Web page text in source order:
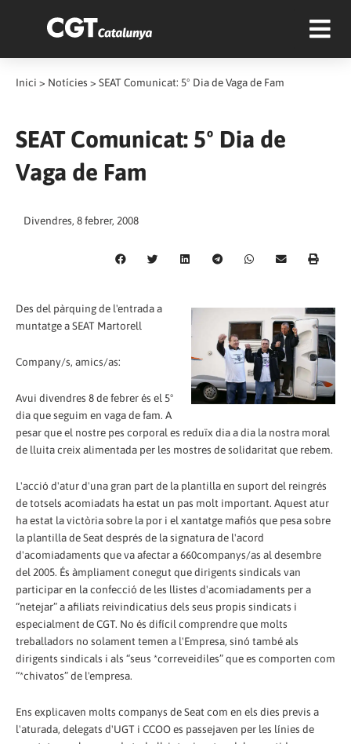
Inici > Notícies > SEAT Comunicat: 5º Dia de Vaga de Fam
SEAT Comunicat: 5º Dia de
Vaga de Fam
Divendres, 8 febrer, 2008
Des del pàrquing de l'entrada a
muntatge a SEAT Martorell
Company/s, amics/as:
Avui divendres 8 de febrer és el 5º
dia que seguim en vaga de fam. A
pesar que el nostre pes corporal es reduïx dia a dia la nostra moral
de lluita creix alimentada per les mostres de solidaritat que rebem.
L'acció d'atur d'una gran part de la plantilla en suport del reingrés
de totsels acomiadats ha estat un pas molt important. Aquest atur
ha estat la victòria sobre la por i el xantatge mafiós que pesa sobre
la plantilla de Seat després de la signatura de l'acord
d'acomiadaments que va afectar a 660companys/as al desembre
del 2005. És àmpliament conegut que dirigents sindicals van
participar en la confecció de les llistes d'acomiadaments per a
“netejar” a afiliats reivindicatius dels seus propis sindicats i
especialment de CGT. No és difícil comprendre que molts
treballadors no solament temen a l'Empresa, sinó també als
dirigents sindicals i als “seus *correveidiles” que es comporten com
“*chivatos” de l'empresa.
Ens explicaven molts companys de Seat com en els dies previs a
l'aturada, delegats d'UGT i CCOO es passejaven per les línies de